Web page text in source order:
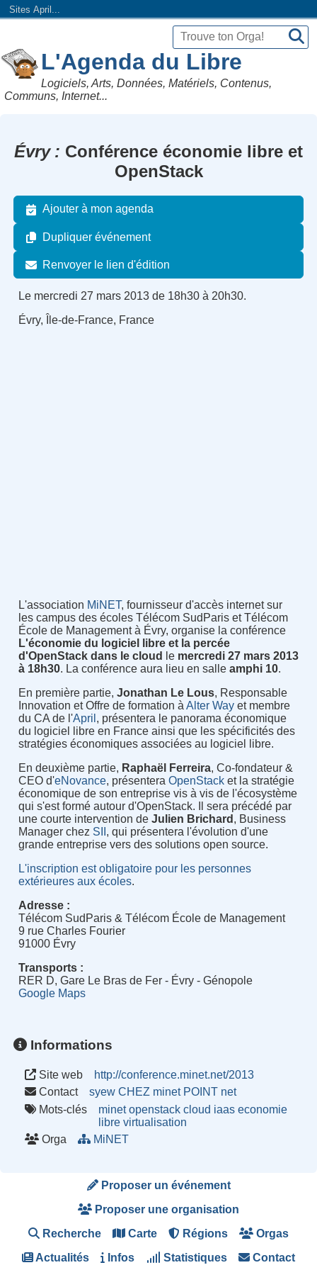
Sites April...
L'Agenda du Libre
Logiciels, Arts, Données, Matériels, Contenus,
Communs, Internet...
Évry
Conférence économie libre et
OpenStack
Ajouter à mon agenda
Dupliquer événement
Renvoyer le lien d'édition
Le mercredi 27 mars 2013 de 18h30 à 20h30.
Évry, Île-de-France, France
L'association MiNET, fournisseur d'accès internet sur
les campus des écoles Télécom SudParis et Télécom
École de Management à Évry, organise la conférence
L'économie du logiciel libre et la percée
d'OpenStack dans le cloud
le mercredi 27 mars 2013
à 18h30. La conférence aura lieu en salle amphi 10.
En première partie, Jonathan Le Lous, Responsable
Innovation et Offre de formation à Alter Wayet membre
du CA de l'April , présentera le panorama économique
du logiciel libre en France ainsi que les spécificités des
stratégies économiques associées au logiciel libre.
En deuxième partie, Raphaël Ferreira, Co-fondateur &
CEO d'eNovance, présentera OpenStacket la stratégie
économique de son entreprise vis à vis de l'écosystème
qui s'est formé autour d'OpenStack. Il sera précédé par
une courte intervention de Julien Brichard , Business
Manager chez SII , qui présentera l'évolution d'une
grande entreprise vers des solutions open source.
L'inscription est obligatoire pour les personnes
extérieures aux écoles.
Adresse :
Télécom SudParis & Télécom École de Management
9 rue Charles Fourier
91000 Évry
Transports :
RER D, Gare Le Bras de Fer - Évry - Génopole
Google Maps
Informations
Site web
http://conference.minet.net/2013
Contact
syew CHEZ minet POINT net
Mots-clés
minet openstack cloud iaas economie
libre virtualisation
Orga
MiNET
Proposer un événement
Proposer une organisation
Recherche Carte Régions Orgas
Actualités Infos Statistiques Contact